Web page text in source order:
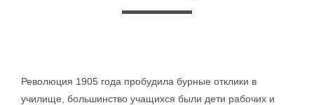
Революция 1905 года пробудила бурные отклики в
училище, большинство учащихся были дети рабочих и